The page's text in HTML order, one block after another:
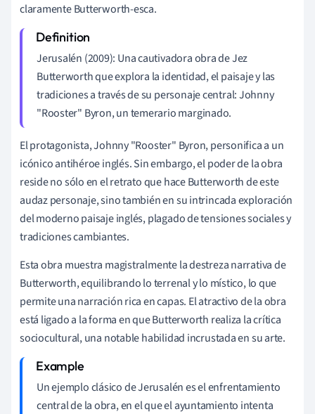
claramente Butterworth-esca.
Jerusalén (2009): Una cautivadora obra de Jez
Butterworth que explora la identidad, el paisaje y las
tradiciones a través de su personaje central: Johnny
"Rooster" Byron, un temerario marginado.
El protagonista, Johnny "Rooster" Byron, personifica a un
icónico antihéroe inglés. Sin embargo, el poder de la obra
reside no sólo en el retrato que hace Butterworth de este
audaz personaje, sino también en su intrincada exploración
del moderno paisaje inglés, plagado de tensiones sociales y
tradiciones cambiantes.
Esta obra muestra magistralmente la destreza narrativa de
Butterworth, equilibrando lo terrenal y lo místico, lo que
permite una narración rica en capas. El atractivo de la obra
está ligado a la forma en que Butterworth realiza la crítica
sociocultural, una notable habilidad incrustada en su arte.
Un ejemplo clásico de Jerusalén es el enfrentamiento
central de la obra, en el que el ayuntamiento intenta